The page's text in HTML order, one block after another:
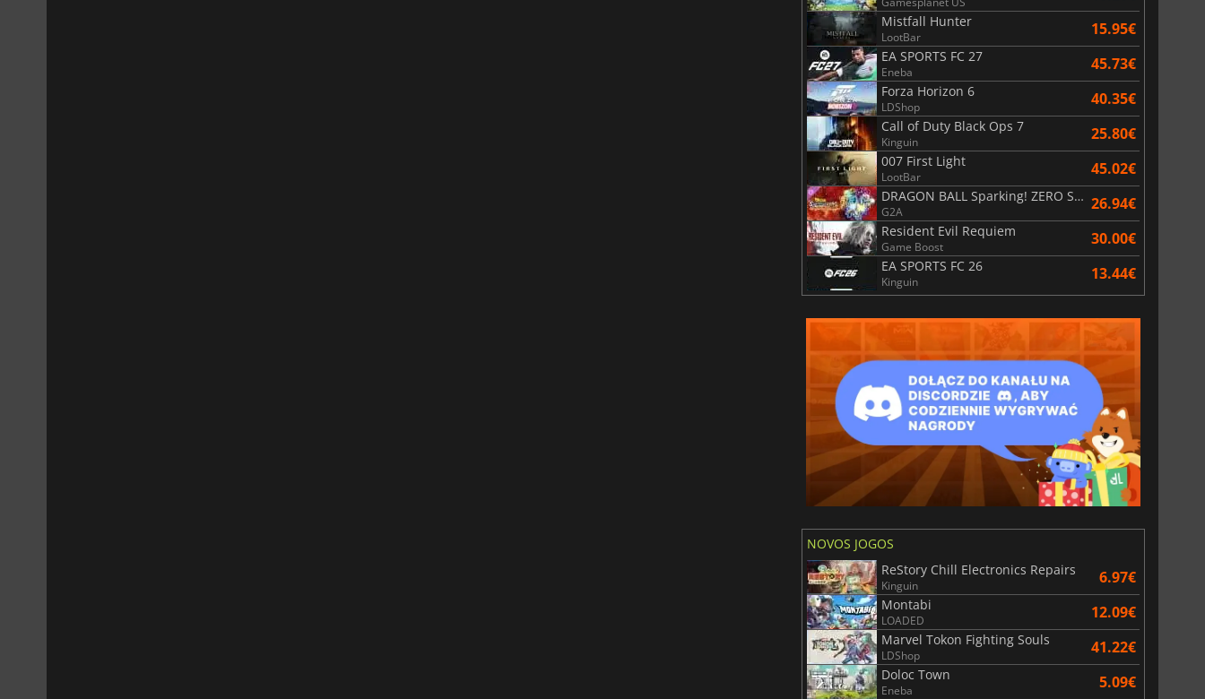
Mistfall Hunter
LootBar 15.95€
EA SPORTS FC 27
Eneba 45.73€
Forza Horizon 6
LDShop 40.35€
Call of Duty Black Ops 7
Kinguin 25.80€
007 First Light
LootBar 45.02€
DRAGON BALL Sparking! ZERO Super Limit Breaking NEO
G2A 26.94€
Resident Evil Requiem
Game Boost 30.00€
EA SPORTS FC 26
Kinguin 13.44€
NOVOS JOGOS
ReStory Chill Electronics Repairs
Kinguin 6.97€
Montabi
LOADED 12.09€
Marvel Tokon Fighting Souls
LDShop 41.22€
Doloc Town
Eneba 5.09€